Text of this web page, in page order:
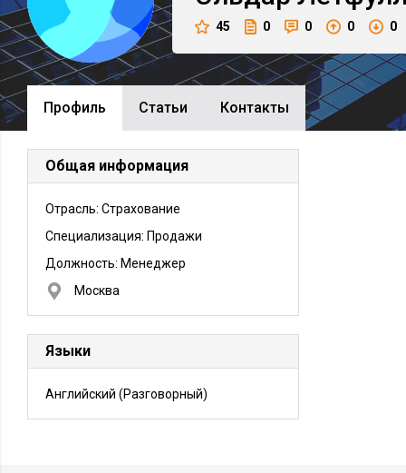
45 0 0 0 0
Профиль Cтатьи Контакты
Общая информация
Отрасль: Страхование
Специализация: Продажи
Должность: Менеджер
Москва
Языки
Английский (Разговорный)